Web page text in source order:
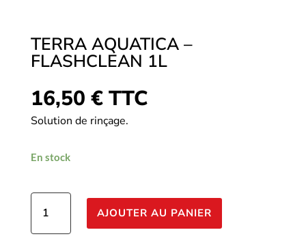
TERRA AQUATICA –
FLASHCLEAN 1L
16,50 € TTC
Solution de rinçage.
En stock
quantité
Terra
AJOUTER AU PANIER